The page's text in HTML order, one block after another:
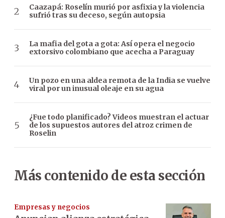
Caazapá: Roselín murió por asfixia y la violencia
sufrió tras su deceso, según autopsia
La mafia del gota a gota: Así opera el negocio
extorsivo colombiano que acecha a Paraguay
Un pozo en una aldea remota de la India se vuelve
viral por un inusual oleaje en su agua
¿Fue todo planificado? Videos muestran el actuar
de los supuestos autores del atroz crimen de
Roselin
Más contenido de esta sección
Empresas y negocios